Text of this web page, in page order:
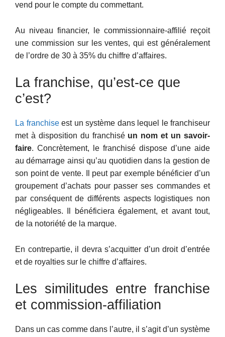
vend pour le compte du commettant.
Au niveau financier, le commissionnaire-affilié reçoit
une commission sur les ventes, qui est généralement
de l’ordre de 30 à 35% du chiffre d’affaires.
La franchise, qu’est-ce que
c’est?
La franchiseest un système dans lequel le franchiseur
met à disposition du franchiséun nom et un savoir-
faire. Concrètement, le franchisé dispose d’une aide
au démarrage ainsi qu’au quotidien dans la gestion de
son point de vente. Il peut par exemple bénéficier d’un
groupement d’achats pour passer ses commandes et
par conséquent de différents aspects logistiques non
négligeables. Il bénéficiera également, et avant tout,
de la notoriété de la marque.
En contrepartie, il devra s’acquitter d’un droit d’entrée
et de royalties sur le chiffre d’affaires.
Les similitudes entre franchise
et commission-affiliation
Dans un cas comme dans l’autre, il s’agit d’un système